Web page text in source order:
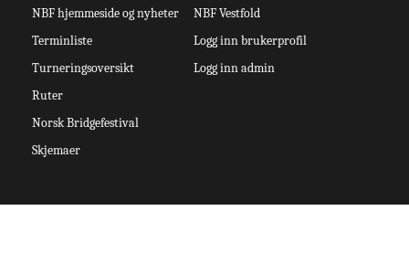
NBF hjemmeside og nyheter
Terminliste
Turneringsoversikt
Ruter
Norsk Bridgefestival
Skjemaer
NBF Vestfold
Logg inn brukerprofil
Logg inn admin